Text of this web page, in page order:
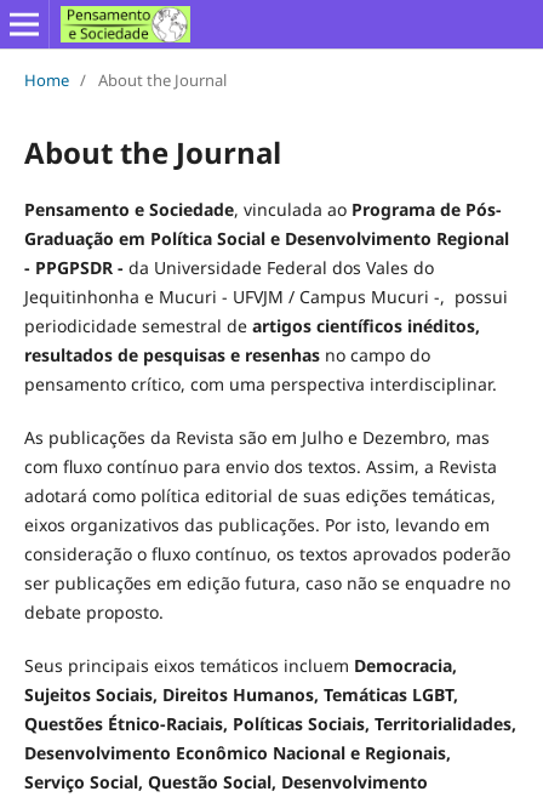
Home / About the Journal
About the Journal
Pensamento e Sociedade, vinculada ao Programa de Pós-
Graduação em Política Social e Desenvolvimento Regional
- PPGPSDR - da Universidade Federal dos Vales do
Jequitinhonha e Mucuri - UFVJM / Campus Mucuri -, possui
periodicidade semestral de artigos científicos inéditos,
resultados de pesquisas e resenhasno campo do
pensamento crítico, com uma perspectiva interdisciplinar.
As publicações da Revista são em Julho e Dezembro, mas
com fluxo contínuo para envio dos textos. Assim, a Revista
adotará como política editorial de suas edições temáticas,
eixos organizativos das publicações. Por isto, levando em
consideração o fluxo contínuo, os textos aprovados poderão
ser publicações em edição futura, caso não se enquadre no
debate proposto.
Seus principais eixos temáticos incluem Democracia,
Sujeitos Sociais, Direitos Humanos, Temáticas LGBT,
Questões Étnico-Raciais, Políticas Sociais, Territorialidades,
Desenvolvimento Econômico Nacional e Regionais,
Serviço Social, Questão Social, Desenvolvimento